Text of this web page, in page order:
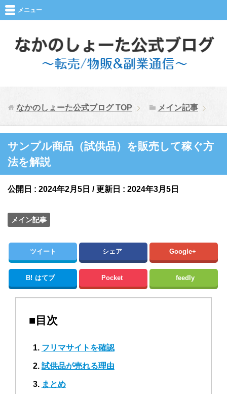
メニュー
なかのしょーた公式ブログTOP メイン記事
サンプル商品（試供品）を販売して稼ぐ方
法を解説
公開日 : 2024年2月5日 / 更新日 : 2024年3月5日
メイン記事
ツイート シェア Google+
B! はてブ Pocket feedly
■目次
フリマサイトを確認
試供品が売れる理由
まとめ